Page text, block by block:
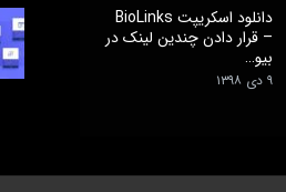
دانلود اسکریپت BioLinks
– قرار دادن چندین لینک در
بیو…
۹ دی ۱۳۹۸